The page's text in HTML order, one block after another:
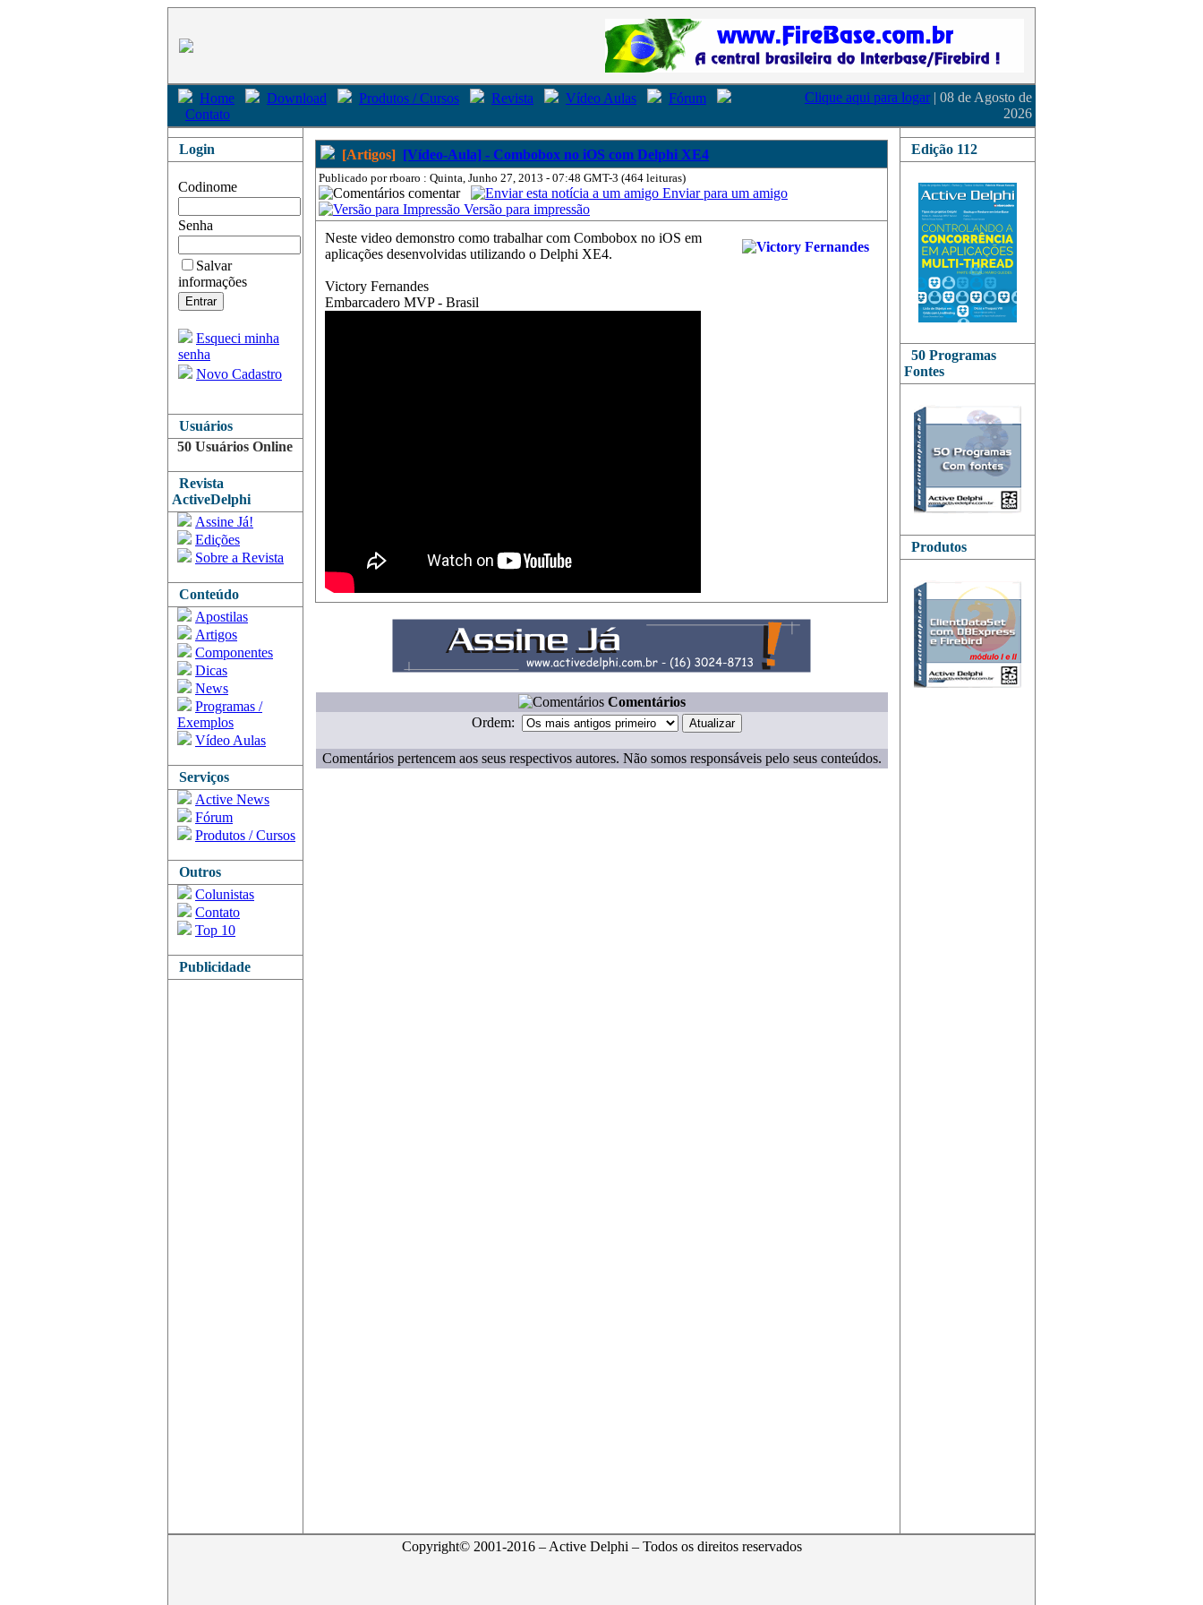
Home Download Produtos / Cursos Revista Vídeo Aulas
Fórum
Contato
Clique aqui para logar | 08 de Agosto de
2026
Login
Codinome
Senha
Salvar
informações
Esqueci minha
senha
Novo Cadastro
Usuários
50 Usuários Online
Revista
ActiveDelphi
Assine Já!
Edições
Sobre a Revista
Conteúdo
Apostilas
Artigos
Componentes
Dicas
News
Programas /
Exemplos
Vídeo Aulas
Serviços
Active News
Fórum
Produtos / Cursos
Outros
Colunistas
Contato
Top 10
Publicidade
[Artigos] [Vídeo-Aula] - Combobox no iOS com Delphi XE4
Publicado por rboaro : Quinta, Junho 27, 2013 - 07:48 GMT-3 (464 leituras)
comentar
Enviar para um amigo
Versão para impressão
Neste video demonstro como trabalhar com Combobox no iOS em
aplicações desenvolvidas utilizando o Delphi XE4.
Victory Fernandes
Embarcadero MVP - Brasil
Comentários
Ordem:
Comentários pertencem aos seus respectivos autores. Não somos responsáveis pelo seus conteúdos.
Edição 112
50 Programas
Fontes
Produtos
Copyright© 2001-2016 – Active Delphi – Todos os direitos reservados